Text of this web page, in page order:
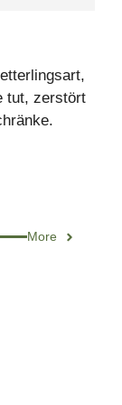
tut, zerstört
More